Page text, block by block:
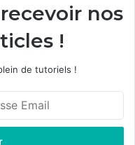
nos
!
de tutoriels !